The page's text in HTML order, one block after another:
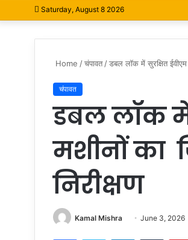
Saturday, August 8 2026
Home /चंपावत /डबल लॉक में सुरक्षित ईवीएम
चंपावत
डबल लॉक में
मशीनों का
निरीक्षण
Kamal Mishra
Send June 3, 2026